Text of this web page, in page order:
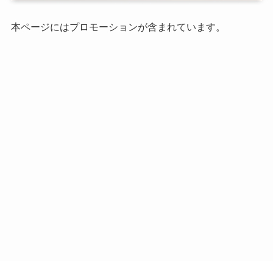
本ページにはプロモーションが含まれています。